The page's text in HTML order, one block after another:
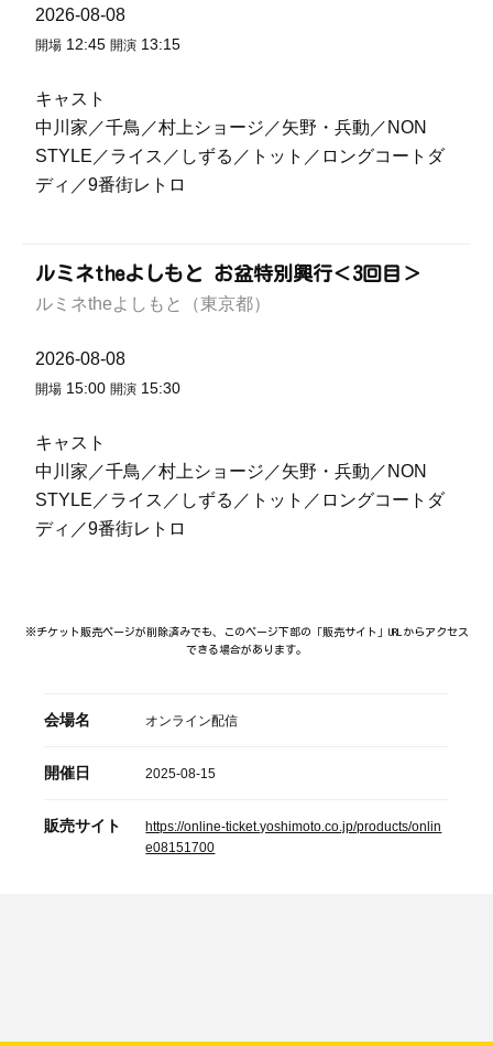
2026-08-08
開場 12:45 開演 13:15
キャスト
中川家／千鳥／村上ショージ／矢野・兵動／NON
STYLE／ライス／しずる／トット／ロングコートダ
ディ／9番街レトロ
ルミネtheよしもと お盆特別興行＜3回目＞
ルミネtheよしもと（東京都）
2026-08-08
開場 15:00 開演 15:30
キャスト
中川家／千鳥／村上ショージ／矢野・兵動／NON
STYLE／ライス／しずる／トット／ロングコートダ
ディ／9番街レトロ
※チケット販売ページが削除済みでも、このページ下部の「販売サイト」URLからアクセス
できる場合があります。
会場名 オンライン配信
開催日 2025-08-15
販売サイト
https://online-ticket.yoshimoto.co.jp/products/onlin
e08151700